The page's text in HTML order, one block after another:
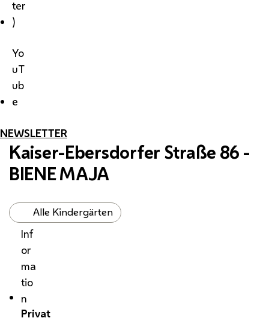
ter
)
Yo
uT
ub
e
NEWSLETTER
Kaiser-Ebersdorfer Straße 86 -
BIENE MAJA
Alle Kindergärten
Inf
or
ma
tio
n
Privat